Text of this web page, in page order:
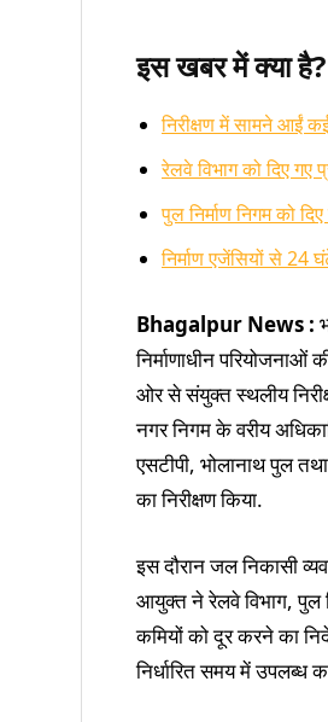
इस खबर में क्या है?
निरीक्षण में सामने आईं
रेलवे विभाग को दिए गए
पुल निर्माण निगम को दिए
निर्माण एजेंसियों से 24
Bhagalpur News :
निर्माणाधीन
ओर से संयुक्त स्थलीय
नगर निगम के वरीय
एसटीपी, भोलानाथ पुल
का निरीक्षण किया.
इस दौरान जल निकासी
आयुक्त ने रेलवे विभाग, पुल
कमियों को दूर करने का
निर्धारित समय में उपलब्ध